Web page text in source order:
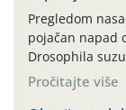
maslinovog
Pregledom
pojačan napad
Drosophila
2010. godine
rujnu 2016.
Pročitajte više